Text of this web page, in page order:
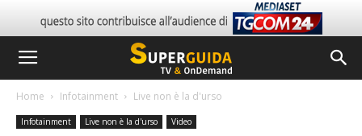
Home Infotainment Live non è la d'urso
Infotainment Live non è la d'urso Video